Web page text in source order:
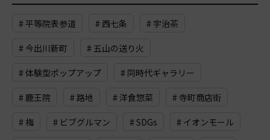
# 平等院表参道 # 西七条 # 宇治茶
# 今出川新町 # 五山の送り火
# 体験型ポップアップ # 同時代ギャラリー
# 鹿王院 # 路地 # 洋食惣菜 # 寺町商店街
# 梅 # ビブグルマン # SDGs # イオンモール